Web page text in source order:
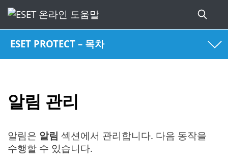
ESET PROTECT – 목차
알림 관리
알림은 알림 섹션에서 관리합니다. 다음 동작을
수행할 수 있습니다.